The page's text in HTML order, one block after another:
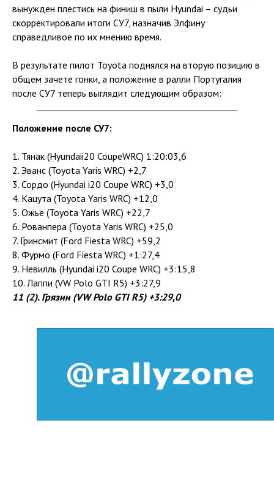
вынужден плестись на финиш в пыли Hyundai – судьи
скорректировали итоги СУ7, назначив Элфину
справедливое по их мнению время.
В результате пилот Toyota поднялся на вторую позицию в
общем зачете гонки, а положение в ралли Португалия
после СУ7 теперь выглядит следующим образом:
Положение после СУ7:
1. Тянак (Hyundaii20 CoupeWRC) 1:20:03,6
2. Эванс (Toyota Yaris WRC) +2,7
3. Сордо (Hyundai i20 Coupe WRC) +3,0
4. Кацута (Toyota Yaris WRC) +12,0
5. Ожье (Toyota Yaris WRC) +22,7
6. Рованпера (Toyota Yaris WRC) +25,0
7. Гринсмит (Ford Fiesta WRC) +59,2
8. Фурмо (Ford Fiesta WRC) +1:27,4
9. Невилль (Hyundai i20 Coupe WRC) +3:15,8
10. Лаппи (VW Polo GTI R5) +3:27,9
11 (2). Грязин (VW Polo GTI R5) +3:29,0